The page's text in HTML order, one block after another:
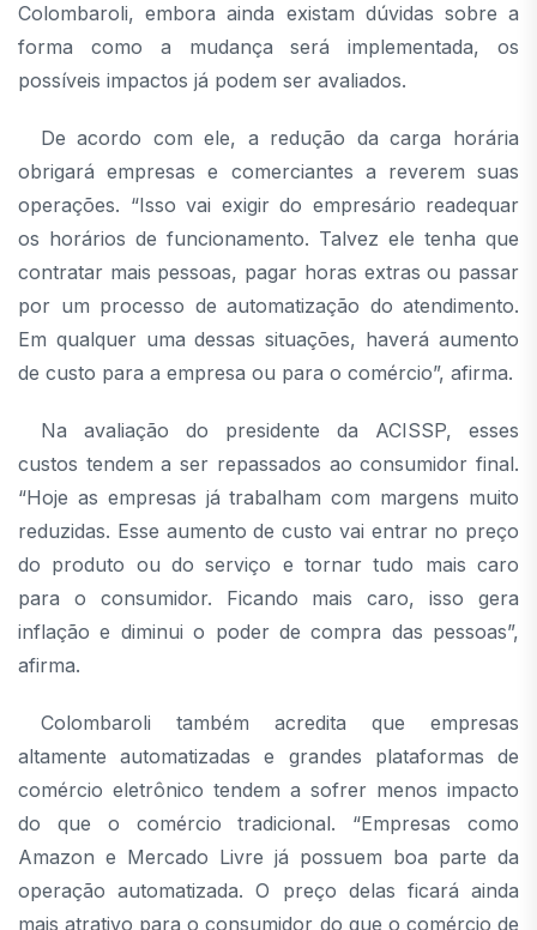
Colombaroli, embora ainda existam dúvidas sobre a
forma como a mudança será implementada, os
possíveis impactos já podem ser avaliados.
De acordo com ele, a redução da carga horária
obrigará empresas e comerciantes a reverem suas
operações. “Isso vai exigir do empresário readequar
os horários de funcionamento. Talvez ele tenha que
contratar mais pessoas, pagar horas extras ou passar
por um processo de automatização do atendimento.
Em qualquer uma dessas situações, haverá aumento
de custo para a empresa ou para o comércio”, afirma.
Na avaliação do presidente da ACISSP, esses
custos tendem a ser repassados ao consumidor final.
“Hoje as empresas já trabalham com margens muito
reduzidas. Esse aumento de custo vai entrar no preço
do produto ou do serviço e tornar tudo mais caro
para o consumidor. Ficando mais caro, isso gera
inflação e diminui o poder de compra das pessoas”,
afirma.
Colombaroli também acredita que empresas
altamente automatizadas e grandes plataformas de
comércio eletrônico tendem a sofrer menos impacto
do que o comércio tradicional. “Empresas como
Amazon e Mercado Livre já possuem boa parte da
operação automatizada. O preço delas ficará ainda
mais atrativo para o consumidor do que o comércio de